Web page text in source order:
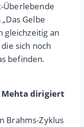
Überlebende
Gelbe
gleichzeitig an
sich noch
befinden.
Mehta dirigiert
Brahms-Zyklus